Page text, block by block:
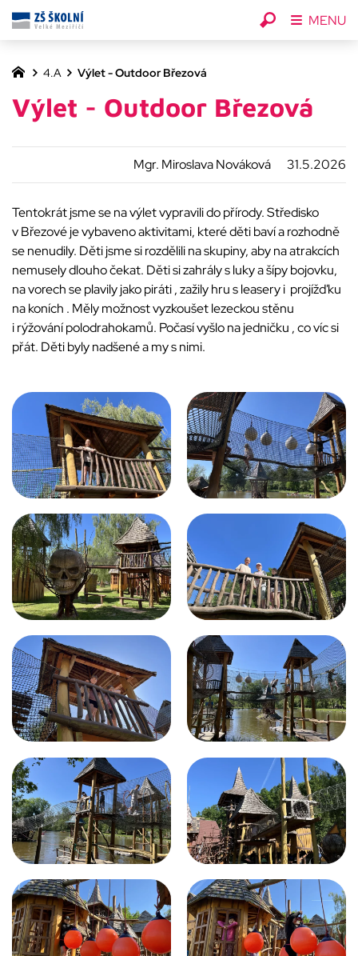
4.A Výlet - Outdoor Březová
Výlet - Outdoor Březová
Mgr. Miroslava Nováková 31.5.2026
Tentokrát jsme se na výlet vypravili do přírody. Středisko
v Březové je vybaveno aktivitami, které děti baví a rozhodně
se nenudily. Děti jsme si rozdělili na skupiny, aby na atrakcích
nemusely dlouho čekat. Děti si zahrály s luky a šípy bojovku,
na vorech se plavily jako piráti , zažily hru s leasery i projížďku
na koních . Měly možnost vyzkoušet lezeckou stěnu
i rýžování polodrahokamů. Počasí vyšlo na jedničku , co víc si
přát. Děti byly nadšené a my s nimi.
MENU